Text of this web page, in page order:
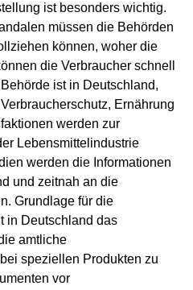
ist besonders wichtig.
müssen die Behörden
können, woher die
die Verbraucher schnell
ist in Deutschland,
Ernährung
werden zur
Lebensmittelindustrie
werden die Informationen
und zeitnah an die
Grundlage für die
in Deutschland das
amtliche
speziellen Produkten zu
vor